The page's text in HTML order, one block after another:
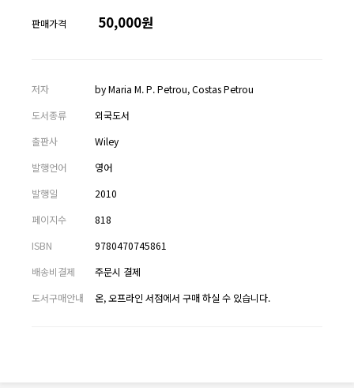
판매가격 50,000원
저자
by Maria M. P. Petrou, Costas Petrou
도서종류
외국도서
출판사
Wiley
발행언어
영어
발행일
2010
페이지수
818
ISBN
9780470745861
배송비결제
주문시 결제
도서구매안내
온, 오프라인 서점에서 구매 하실 수 있습니다.